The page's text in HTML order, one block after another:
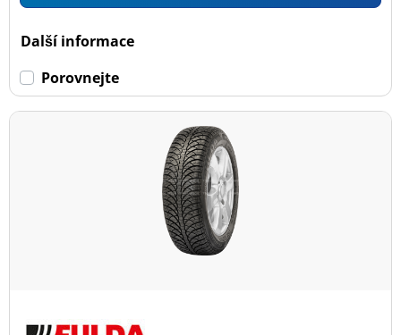
Další informace
Porovnejte